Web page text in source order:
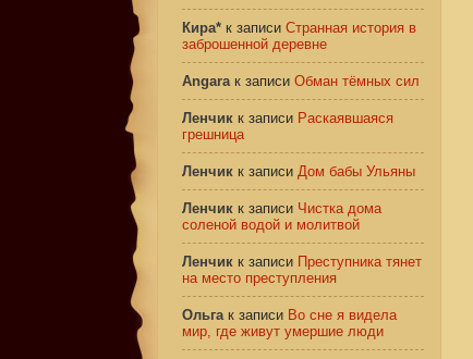
Кира* к записи Странная история в
заброшенной деревне
Angaraк записи Обман тёмных сил
Ленчик к записи Раскаявшаяся
грешница
Ленчик к записи Дом бабы Ульяны
Ленчик к записи Чистка дома
соленой водой и молитвой
Ленчик к записи Преступника тянет
на место преступления
Ольгак записи Во сне я видела
мир, где живут умершие люди